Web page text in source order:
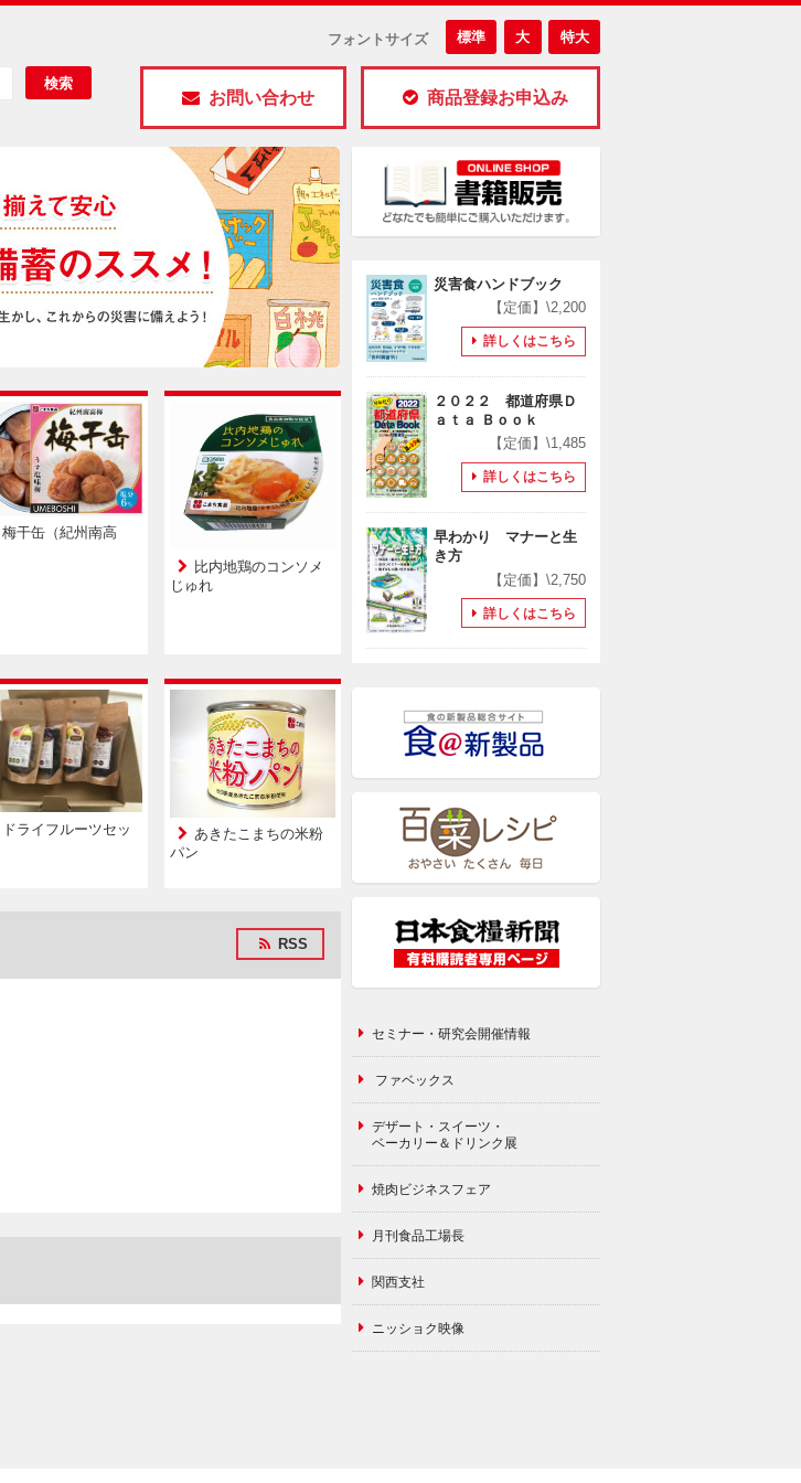
検索
フォントサイズ 標準 大 特大
お問い合わせ 商品登録お申込み
梅干缶（紀州南高
比内地鶏のコンソメ
じゅれ
ドライフルーツセッ
あきたこまちの米粉
パン
RSS
災害食ハンドブック
【定価】\2,200
詳しくはこちら
２０２２ 都道府県Ｄ
ａｔａ Ｂｏｏｋ
【定価】\1,485
詳しくはこちら
早わかり マナーと生
き方
【定価】\2,750
詳しくはこちら
セミナー・研究会開催情報
ファベックス
デザート・スイーツ・
ベーカリー＆ドリンク展
焼肉ビジネスフェア
月刊食品工場長
関西支社
ニッショク映像